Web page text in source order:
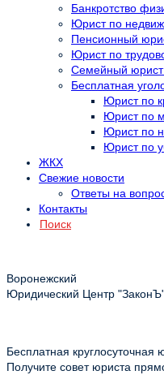
Банкротство
Юрист по
Пенсионный
Юрист по
Семейный
Бесплатная
Юрист по
Юрист по
Юрист по
Юрист по
ЖКХ
Свежие новости
Ответы на
Контакты
Поиск
Воронежский
Юридический Центр
Бесплатная круглосуточная
Получите совет юриста